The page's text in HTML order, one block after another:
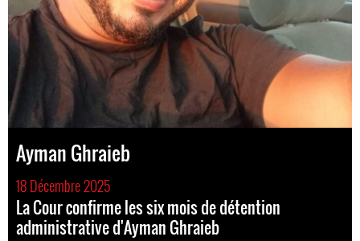
Ayman Ghraieb
18 Décembre 2025
La Cour confirme les six mois de détention
administrative d'Ayman Ghraieb